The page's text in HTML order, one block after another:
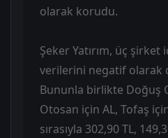
olarak korudu.
Şeker Yatırım, üç şirket
verilerini negatif olarak
Bununla birlikte Doğuş
Otosan için AL, Tofaş
sırasıyla 302,90 TL,